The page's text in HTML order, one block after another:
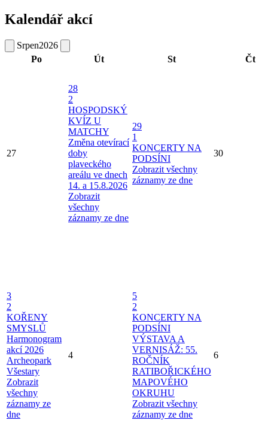
Kalendář akcí
Srpen2026
Po
Út St Čt
27
28
2
HOSPODSKÝ
KVÍZ U
MATCHY
Změna otevírací
doby
plaveckého
areálu ve dnech
14. a 15.8.2026
Zobrazit
všechny
záznamy ze dne
29
1
KONCERTY NA
PODSÍNI
Zobrazit všechny
záznamy ze dne
30
3
2
KOŘENY
SMYSLŮ
Harmonogram
akcí 2026
Archeopark
Všestary
Zobrazit
všechny
záznamy ze
dne
4
5
2
KONCERTY NA
PODSÍNI
VÝSTAVA A
VERNISÁŽ: 55.
ROČNÍK
RATIBOŘICKÉHO
MAPOVÉHO
OKRUHU
Zobrazit všechny
záznamy ze dne
6